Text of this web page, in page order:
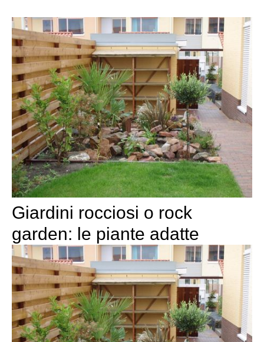
Giardini rocciosi o rock
garden: le piante adatte